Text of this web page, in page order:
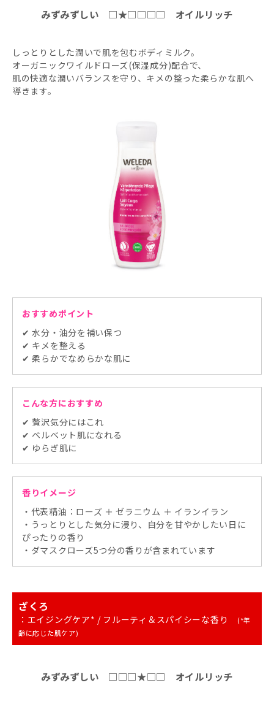
みずみずしい □★□□□□ オイルリッチ
しっとりとした潤いで肌を包むボディミルク。
オーガニックワイルドローズ(保湿成分)配合で、
肌の快適な潤いバランスを守り、キメの整った柔らかな肌へ
導きます。
おすすめポイント
✔ 水分・油分を補い保つ
✔ キメを整える
✔ 柔らかでなめらかな肌に
こんな方におすすめ
✔ 贅沢気分にはこれ
✔ ベルベット肌になれる
✔ ゆらぎ肌に
香りイメージ
・代表精油：ローズ ＋ ゼラニウム ＋ イランイラン
・うっとりとした気分に浸り、自分を甘やかしたい日に
ぴったりの香り
・ダマスクローズ5つ分の香りが含まれています
ざくろ
：エイジングケア* / フルーティ＆スパイシーな香り
(*年
齢に応じた肌ケア)
みずみずしい □□□★□□ オイルリッチ